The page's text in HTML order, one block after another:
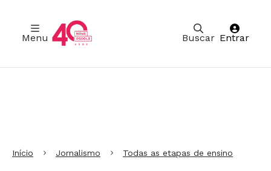
Buscar
Menu Entrar
Início Jornalismo Todas as etapas de ensino